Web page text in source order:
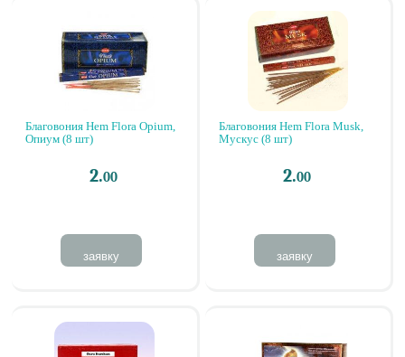
Благовония Hem Flora Opium,
Опиум (8 шт)
2.00
заявку
Благовония Hem Flora Musk,
Мускус (8 шт)
2.00
заявку